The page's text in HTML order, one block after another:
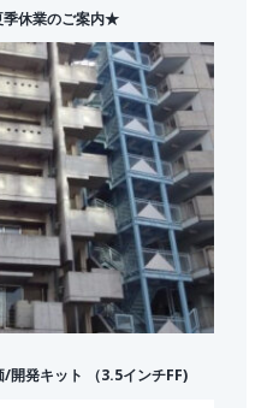
休業のご案内★
発キット （3.5インチFF)